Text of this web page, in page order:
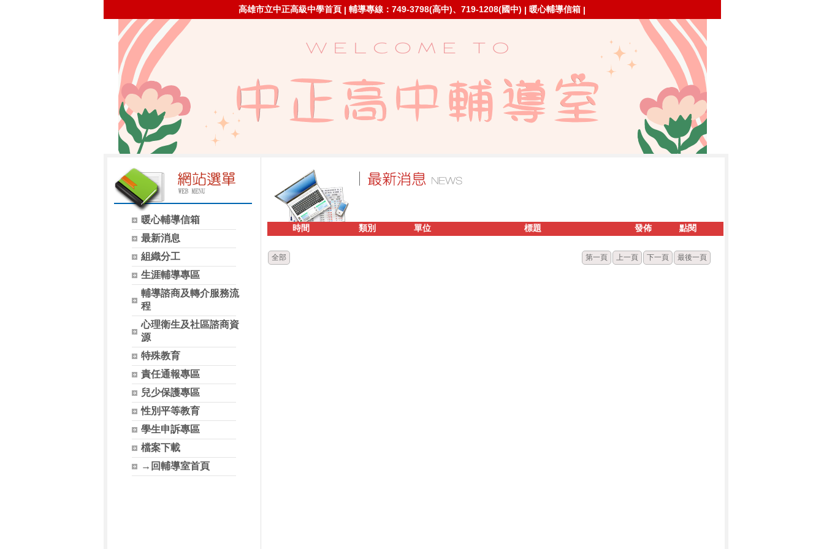
高雄市立中正高級中學首頁 | 輔導專線：749-3798(高中)、719-1208(國中) | 暖心輔導信箱 |
暖心輔導信箱
最新消息
組織分工
生涯輔導專區
輔導諮商及轉介服務流
程
心理衛生及社區諮商資
源
特殊教育
責任通報專區
兒少保護專區
性別平等教育
學生申訴專區
檔案下載
→回輔導室首頁
時間 類別 單位 標題 發佈 點閱
全部 第一頁 上一頁 下一頁 最後一頁